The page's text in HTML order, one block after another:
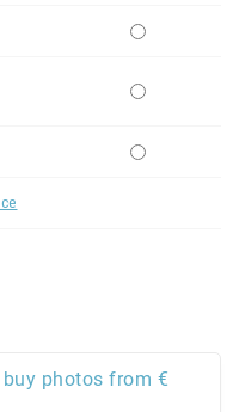
photos from €